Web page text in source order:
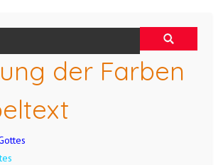
der Farben